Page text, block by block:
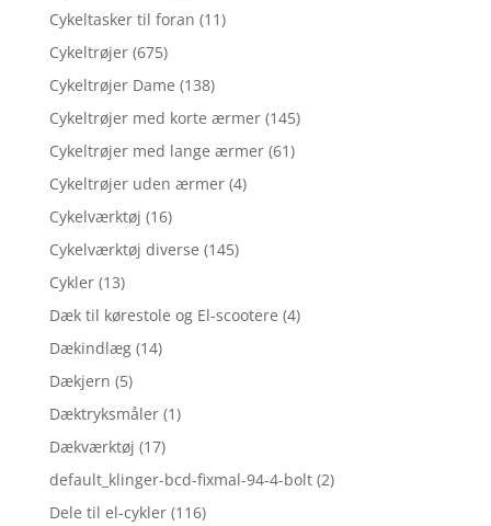
Cykeltasker til foran (11)
Cykeltrøjer (675)
Cykeltrøjer Dame (138)
Cykeltrøjer med korte ærmer (145)
Cykeltrøjer med lange ærmer (61)
Cykeltrøjer uden ærmer (4)
Cykelværktøj (16)
Cykelværktøj diverse (145)
Cykler (13)
Dæk til kørestole og El-scootere (4)
Dækindlæg (14)
Dækjern (5)
Dæktryksmåler (1)
Dækværktøj (17)
default_klinger-bcd-fixmal-94-4-bolt (2)
Dele til el-cykler (116)